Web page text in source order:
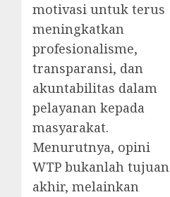
motivasi untuk terus
meningkatkan
profesionalisme,
transparansi, dan
akuntabilitas dalam
pelayanan kepada
masyarakat.
Menurutnya, opini
WTP bukanlah tujuan
akhir, melainkan